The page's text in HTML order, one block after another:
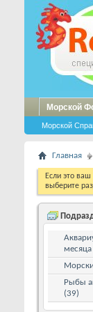
Морской
Морской
Главная
Если это
выберите
месяца
Рыбы
(39)